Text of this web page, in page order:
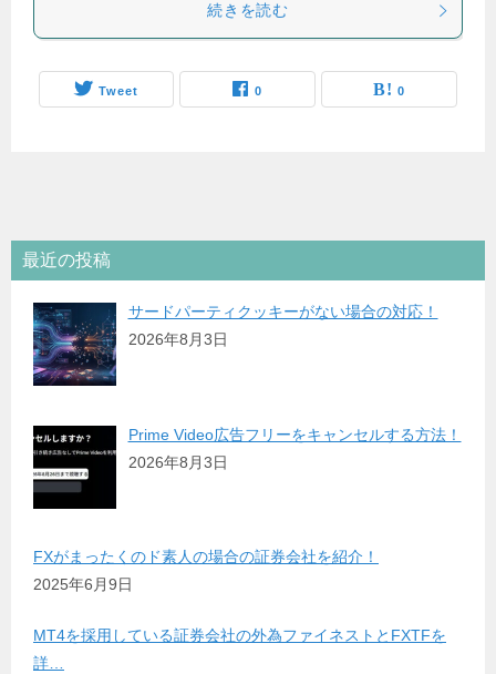
続きを読む
Tweet 0 0
最近の投稿
サードパーティクッキーがない場合の対応！
2026年8月3日
Prime Video広告フリーをキャンセルする方法！
2026年8月3日
FXがまったくのド素人の場合の証券会社を紹介！
2025年6月9日
MT4を採用している証券会社の外為ファイネストとFXTFを
詳…